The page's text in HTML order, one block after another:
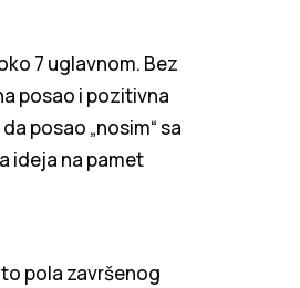
7 uglavnom. Bez
posao i pozitivna
posao „nosim“ sa
ideja na pamet
pola završenog